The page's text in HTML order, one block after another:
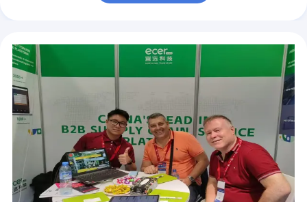
Eléctrico quirúrgico ajustable manual de la tabla construido en puente del riñón
Anestesia del puesto de trabajo de CPAP PSV